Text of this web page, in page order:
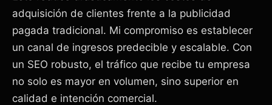
adquisición de clientes frente a la publicidad
pagada tradicional. Mi compromiso es establecer
un canal de ingresos predecible y escalable. Con
un SEO robusto, el tráfico que recibe tu empresa
no solo es mayor en volumen, sino superior en
calidad e intención comercial.